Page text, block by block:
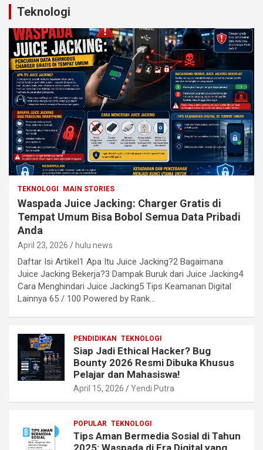
Teknologi
TEKNOLOGI MAIN STORIES
Waspada Juice Jacking: Charger Gratis di
Tempat Umum Bisa Bobol Semua Data Pribadi
Anda
April 23, 2026 hulu news
Daftar Isi Artikel1 Apa Itu Juice Jacking?2 Bagaimana
Juice Jacking Bekerja?3 Dampak Buruk dari Juice Jacking4
Cara Menghindari Juice Jacking5 Tips Keamanan Digital
Lainnya 65 / 100 Powered by Rank…
PENDIDIKAN TEKNOLOGI
Siap Jadi Ethical Hacker? Bug
Bounty 2026 Resmi Dibuka Khusus
Pelajar dan Mahasiswa!
April 15, 2026 Yendi Putra
POPULAR TEKNOLOGI
Tips Aman Bermedia Sosial di Tahun
2025: Waspada di Era Digital yang